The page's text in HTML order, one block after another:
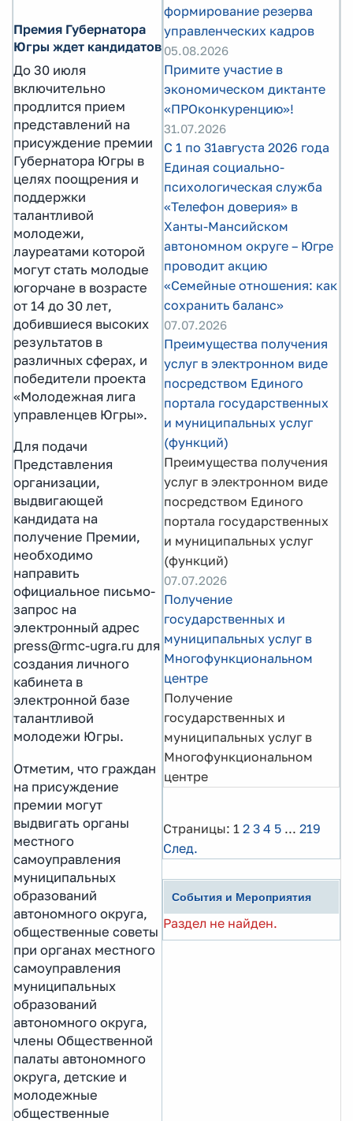
Премия Губернатора
Югры ждет кандидатов
До 30 июля
включительно
продлится прием
представлений на
присуждение премии
Губернатора Югры в
целях поощрения и
поддержки
талантливой
молодежи,
лауреатами которой
могут стать молодые
югорчане в возрасте
от 14 до 30 лет,
добившиеся высоких
результатов в
различных сферах, и
победители проекта
«Молодежная лига
управленцев Югры».
Для подачи
Представления
организации,
выдвигающей
кандидата на
получение Премии,
необходимо
направить
официальное письмо-
запрос на
электронный адрес
press@rmc-ugra.ru для
создания личного
кабинета в
электронной базе
талантливой
молодежи Югры.
Отметим, что граждан
на присуждение
премии могут
выдвигать органы
местного
самоуправления
муниципальных
образований
автономного округа,
общественные советы
при органах местного
самоуправления
муниципальных
образований
автономного округа,
члены Общественной
палаты автономного
округа, детские и
молодежные
общественные
формирование резерва
управленческих кадров
05.08.2026
Примите участие в
экономическом диктанте
«ПРОконкуренцию»!
31.07.2026
С 1 по 31августа 2026 года
Единая социально-
психологическая служба
«Телефон доверия» в
Ханты-Мансийском
автономном округе – Югре
проводит акцию
«Семейные отношения: как
сохранить баланс»
07.07.2026
Преимущества получения
услуг в электронном виде
посредством Единого
портала государственных
и муниципальных услуг
(функций)
Преимущества получения
услуг в электронном виде
посредством Единого
портала государственных
и муниципальных услуг
(функций)
07.07.2026
Получение
государственных и
муниципальных услуг в
Многофункциональном
центре
Получение
государственных и
муниципальных услуг в
Многофункциональном
центре
Страницы: 1 2 3 4 5 ... 219
След.
События и Мероприятия
Раздел не найден.